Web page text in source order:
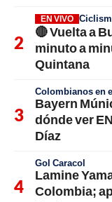
EN VIVO
🔴 Vuelta a
minuto a
Quintana
Colombianos en
Bayern
dónde ver
Díaz
Gol Caracol
Lamine
Colombia;